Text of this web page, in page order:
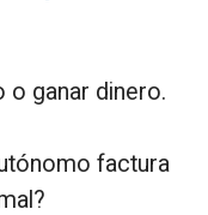
o ganar dinero.
factura